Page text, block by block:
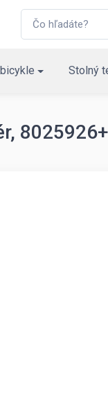
Stolný